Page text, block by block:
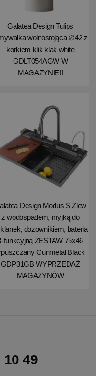
Galatea Design Tulips
wolnostojąca ∅42 z
korkiem klik klak white
GDLT054AGW W
MAGAZYNIE!!
Design Modus S Zlew
z wodospadem, myjką do
dozownikiem, bateria
funkcyjną ZESTAW 75x46
Gunmetal Black
GDP31GB WYPRZEDAŻ
MAGAZYNÓW
10 49